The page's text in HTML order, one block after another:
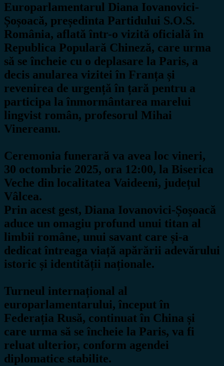
Europarlamentarul Diana Iovanovici-
Șoșoacă, președinta Partidului S.O.S.
România, aflată într-o vizită oficială în
Republica Populară Chineză, care urma
să se încheie cu o deplasare la Paris, a
decis anularea vizitei în Franța și
revenirea de urgență în țară pentru a
participa la înmormântarea marelui
lingvist român, profesorul Mihai
Vinereanu.
Ceremonia funerară va avea loc vineri,
30 octombrie 2025, ora 12:00, la Biserica
Veche din localitatea Vaideeni, județul
Vâlcea.
Prin acest gest, Diana Iovanovici-Șoșoacă
aduce un omagiu profund unui titan al
limbii române, unui savant care și-a
dedicat întreaga viață apărării adevărului
istoric și identității naționale.
Turneul internațional al
europarlamentarului, început în
Federația Rusă, continuat în China și
care urma să se încheie la Paris, va fi
reluat ulterior, conform agendei
diplomatice stabilite.